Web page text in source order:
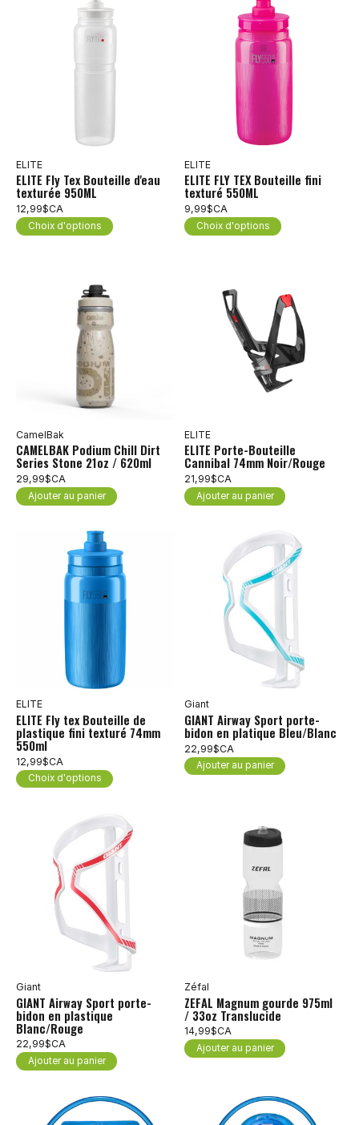
ELITE
ELITE Fly Tex Bouteille d'eau
texturée 950ML
12,99$CA
Choix d'options
ELITE
ELITE FLY TEX Bouteille fini
texturé 550ML
9,99$CA
Choix d'options
CamelBak
CAMELBAK Podium Chill Dirt
Series Stone 21oz / 620ml
29,99$CA
Ajouter au panier
ELITE
ELITE Porte-Bouteille
Cannibal 74mm Noir/Rouge
21,99$CA
Ajouter au panier
ELITE
ELITE Fly tex Bouteille de
plastique fini texturé 74mm
550ml
12,99$CA
Choix d'options
Giant
GIANT Airway Sport porte-
bidon en platique Bleu/Blanc
22,99$CA
Ajouter au panier
Giant
GIANT Airway Sport porte-
bidon en plastique
Blanc/Rouge
22,99$CA
Ajouter au panier
Zéfal
ZEFAL Magnum gourde 975ml
/ 33oz Translucide
14,99$CA
Ajouter au panier